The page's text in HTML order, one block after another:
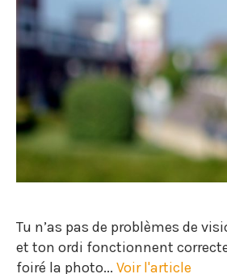
Tu n’as pas de problèmes de
et ton ordi fonctionnent
foiré la photo... Voir l'article